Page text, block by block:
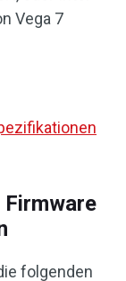
Vega 7
folgenden